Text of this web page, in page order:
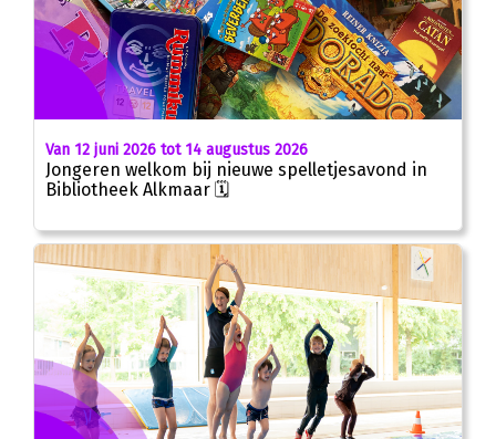
Van 12 juni 2026 tot 14 augustus 2026
Jongeren welkom bij nieuwe spelletjesavond in
Bibliotheek Alkmaar 🗓